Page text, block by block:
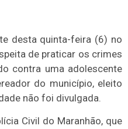
desta quinta-feira (6) no
de praticar os crimes
contra uma adolescente
do município, eleito
não foi divulgada.
Civil do Maranhão, que